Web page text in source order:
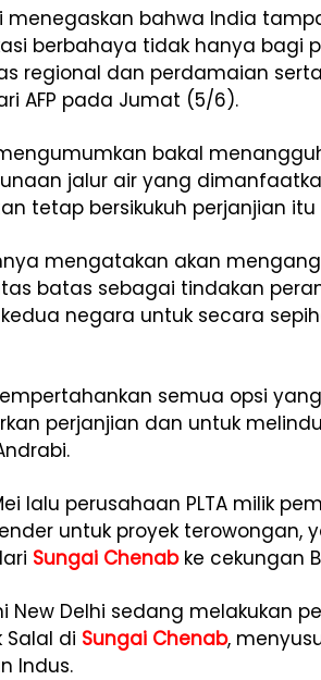
menegaskan bahwa India
berbahaya tidak hanya bagi
regional dan perdamaian
AFP pada Jumat (5/6).
bakal
jalur air yang
tetap bersikukuh perjanjian
mengatakan akan
batas sebagai tindakan
negara untuk secara
semua opsi
perjanjian dan untuk
lalu perusahaan PLTA milik
untuk proyek terowongan,
Sungai Chenabke cekungan
New Delhi sedang melakukan
Salal di Sungai Chenab,
Indus.